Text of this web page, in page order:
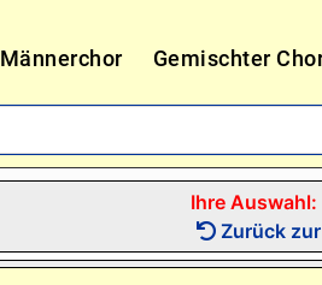
Männerchor Gemischter
Ihre Auswahl:
Zurück